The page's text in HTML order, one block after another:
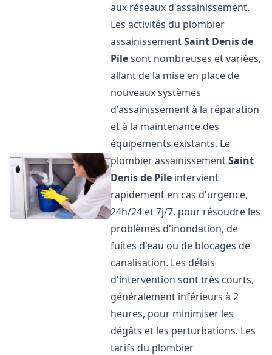
aux réseaux d'assainissement.
Les activités du plombier
assainissementSaint Denis de
Pilesont nombreuses et variées,
allant de la mise en place de
nouveaux systèmes
d'assainissement à la réparation
et à la maintenance des
équipements existants. Le
plombier assainissementSaint
Denis de Pile intervient
rapidement en cas d'urgence,
24h/24 et 7j/7, pour résoudre les
problèmes d'inondation, de
fuites d'eau ou de blocages de
canalisation. Les délais
d'intervention sont très courts,
généralement inférieurs à 2
heures, pour minimiser les
dégâts et les perturbations. Les
tarifs du plombier